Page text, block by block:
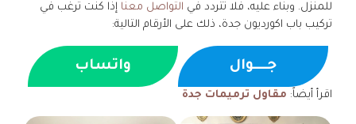
للمنزل. وبناء عليه، فلا تتردد في التواصل معنا إذا كنت ترغب في
تركيب باب اكورديون جدة، ذلك على الأرقام التالية:
جــــوال واتساب
اقرأ أيضاً: مقاول ترميمات جدة